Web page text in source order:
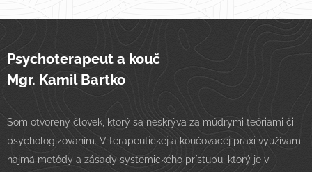
Psychoterapeut a kouč
Mgr. Kamil Bartko
Som otvorený človek, ktorý sa neskrýva za múdrymi teóriami či
psychologizovaním. V terapeutickej a koučovacej praxi využívam
najmä metódy a zásady systemického prístupu, ktorý je v